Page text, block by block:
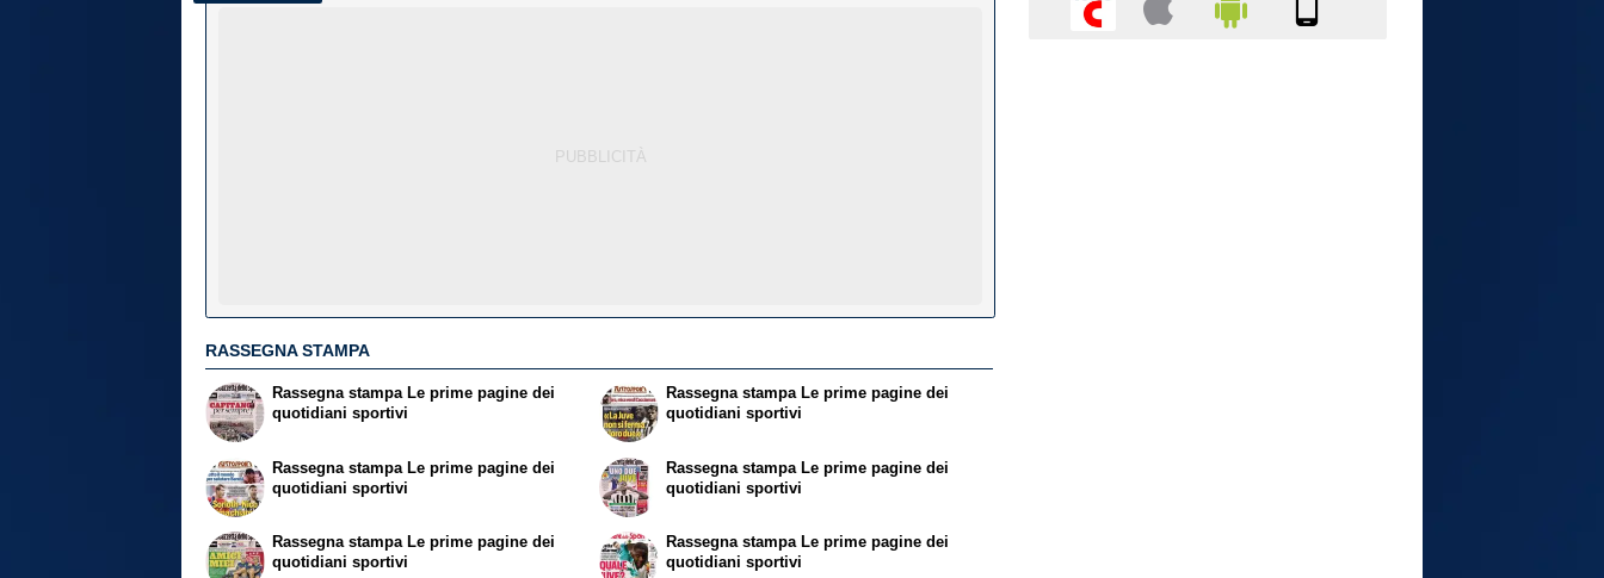
RASSEGNA STAMPA
Rassegna stampa Le prime pagine dei
quotidiani sportivi
Rassegna stampa Le prime pagine dei
quotidiani sportivi
Rassegna stampa Le prime pagine dei
quotidiani sportivi
Rassegna stampa Le prime pagine dei
quotidiani sportivi
Rassegna stampaLe prime pagine dei
quotidiani sportivi
Rassegna stampaLe prime pagine dei
quotidiani sportivi